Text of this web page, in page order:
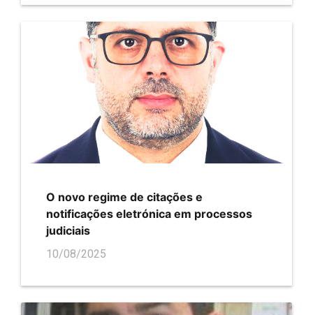
O novo regime de citações e
notificações eletrónica em processos
judiciais
10/08/2025